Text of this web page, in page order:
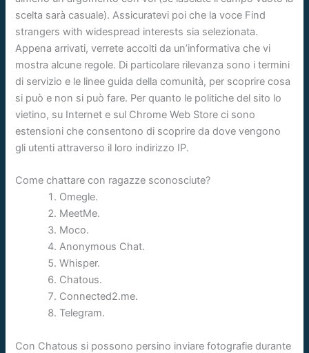
scelta sarà casuale). Assicuratevi poi che la voce Find
strangers with widespread interests sia selezionata.
Appena arrivati, verrete accolti da un’informativa che vi
mostra alcune regole. Di particolare rilevanza sono i termini
di servizio e le linee guida della comunità, per scoprire cosa
si può e non si può fare. Per quanto le politiche del sito lo
vietino, su Internet e sul Chrome Web Store ci sono
estensioni che consentono di scoprire da dove vengono
gli utenti attraverso il loro indirizzo IP.
Come chattare con ragazze sconosciute?
Omegle.
MeetMe.
Moco.
Anonymous Chat.
Whisper.
Chatous.
Connected2.me.
Telegram.
Con Chatous si possono persino inviare fotografie durante